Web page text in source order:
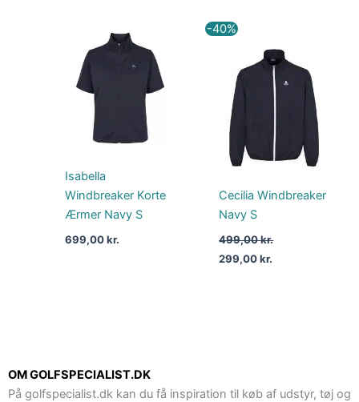
Isabella
Windbreaker Korte
Ærmer Navy S
699,00kr.
-40%
Cecilia Windbreaker
Navy S
499,00kr.
Den
oprindelige
499,00 kr..
299,00kr.
pris
er:
299,00 kr..
OM GOLFSPECIALIST.DK
På golfspecialist.dk kan du få inspiration til køb af udstyr, tøj og